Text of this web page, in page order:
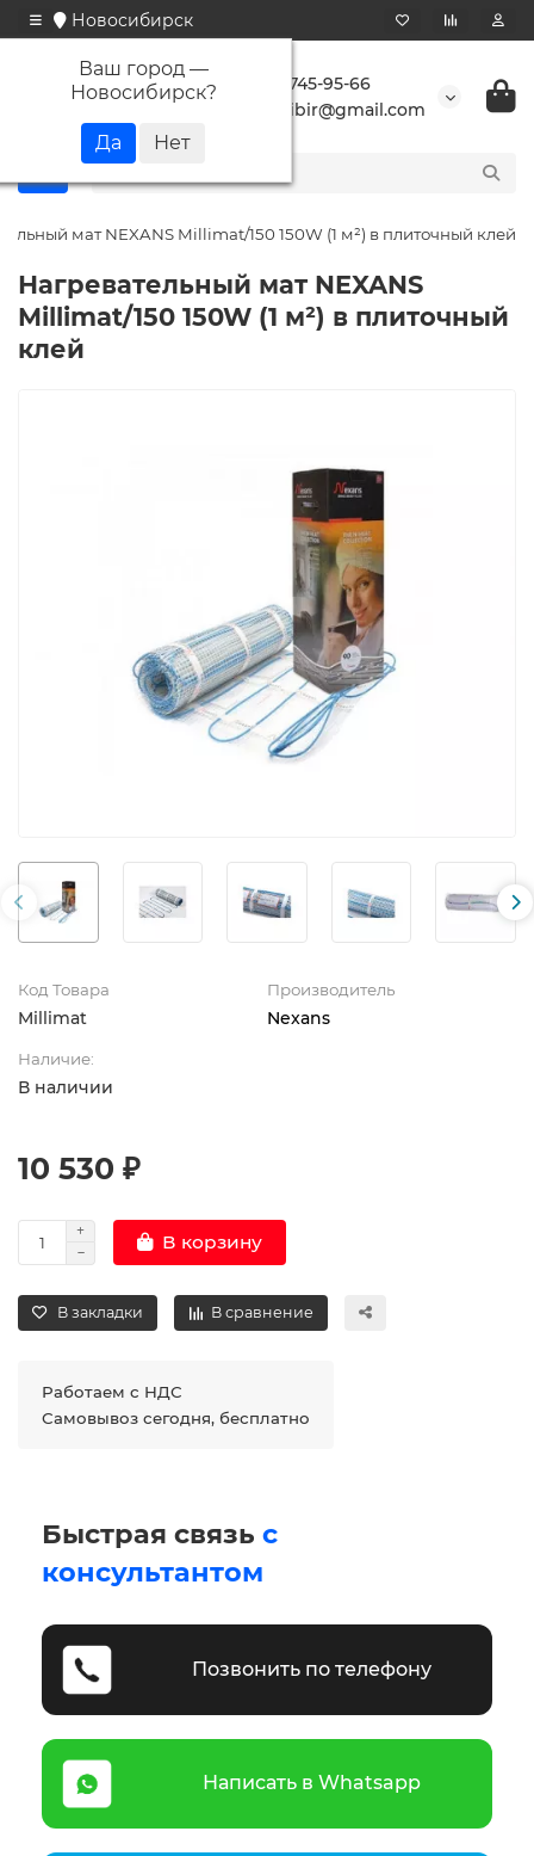
Новосибирск
Ваш город —
Новосибирск?
+7 923 745-95-66
buransibir@gmail.com
мат NEXANS Millimat/150 150W (1 м²) в плиточный клей
Нагревательный мат NEXANS
Millimat/150 150W (1 м²) в плиточный
клей
Код Товара
Millimat
Производитель
Nexans
Наличие:
В наличии
10 530 ₽
В корзину
В закладки В сравнение
Работаем с НДС
Самовывоз сегодня, бесплатно
Быстрая связь с
консультантом
Позвонить по телефону
Написать в Whatsapp